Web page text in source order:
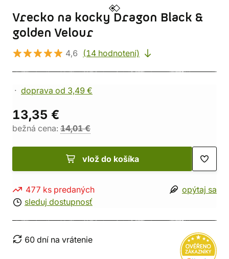
Vrecko na kocky Dragon Black &
golden Velour
4,6 (14 hodnotení)
doprava od 3,49 €
13,35 €
bežná cena: 14,01 €
vlož do košíka
477 ks predaných
sleduj dostupnosť
opýtaj sa
60 dní na vrátenie